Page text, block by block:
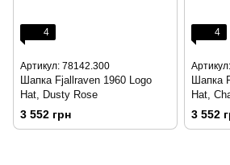
4
Артикул: 78142.300
Шапка Fjallraven 1960 Logo
Hat, Dusty Rose
3 552 грн
4
Шапка
Hat,
3 552